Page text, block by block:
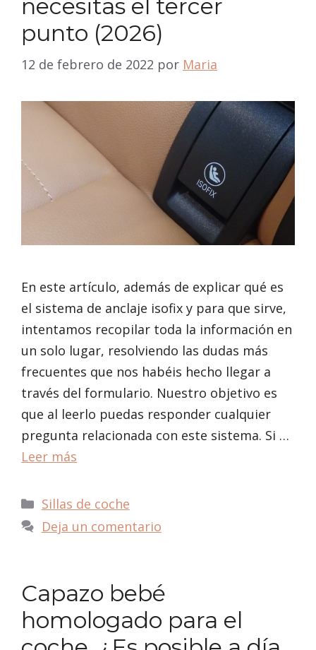
necesitas el tercer
punto (2026)
12 de febrero de 2022 por Maria
En este artículo, además de explicar qué es
el sistema de anclaje isofix y para que sirve,
intentamos recopilar toda la información en
un solo lugar, resolviendo las dudas más
frecuentes que nos habéis hecho llegar a
través del formulario. Nuestro objetivo es
que al leerlo puedas responder cualquier
pregunta relacionada con este sistema. Si …
Leer más
Categorías
Sillas de coche
Deja un comentario
Capazo bebé
homologado para el